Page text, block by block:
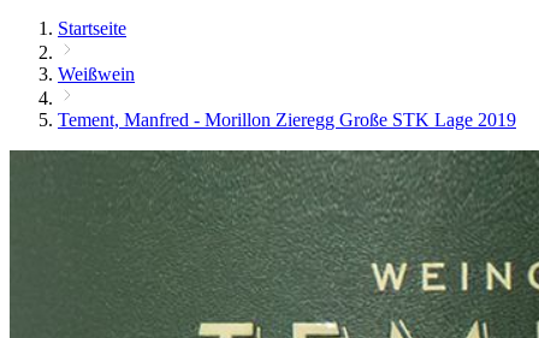
Startseite
Weißwein
Tement, Manfred - Morillon Zieregg Große STK Lage 2019